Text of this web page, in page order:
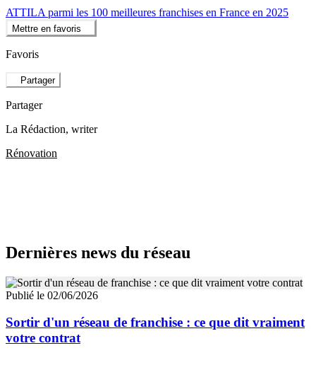
ATTILA parmi les 100 meilleures franchises en France en 2025
Mettre en favoris
Favoris
Partager
Partager
La Rédaction, writer
Rénovation
Dernières news du réseau
Publié le 02/06/2026
Sortir d'un réseau de franchise : ce que dit vraiment
votre contrat